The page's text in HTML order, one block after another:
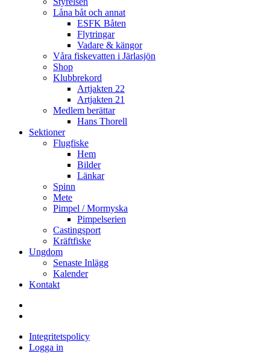
Låna båt och annat
ESFK Båten
Flytringar
Vadare & kängor
Våra fiskevatten i Järlasjön
Shop
Klubbrekord
Artjakten 22
Artjakten 21
Medlem berättar
Hans Thorell
Sektioner
Flugfiske
Hem
Bilder
Länkar
Spinn
Mete
Pimpel / Mormyska
Pimpelserien
Castingsport
Kräftfiske
Ungdom
Senaste Inlägg
Kalender
Kontakt
Sandasjön
Integritetspolicy
Logga in